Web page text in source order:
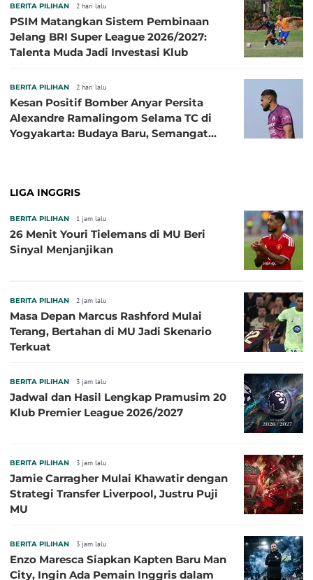
BERITA PILIHAN 2 hari lalu
PSIM Matangkan Sistem Pembinaan
Jelang BRI Super League 2026/2027:
Talenta Muda Jadi Investasi Klub
BERITA PILIHAN 2 hari lalu
Kesan Positif Bomber Anyar Persita
Alexandre Ramalingom Selama TC di
Yogyakarta: Budaya Baru, Semangat
LIGA INGGRIS
BERITA PILIHAN 1 jam lalu
26 Menit Youri Tielemans di MU Beri
Sinyal Menjanjikan
BERITA PILIHAN 2 jam lalu
Masa Depan Marcus Rashford Mulai
Terang, Bertahan di MU Jadi Skenario
Terkuat
BERITA PILIHAN 3 jam lalu
Jadwal dan Hasil Lengkap Pramusim 20
Klub Premier League 2026/2027
BERITA PILIHAN 3 jam lalu
Jamie Carragher Mulai Khawatir dengan
Strategi Transfer Liverpool, Justru Puji
MU
BERITA PILIHAN 3 jam lalu
Enzo Maresca Siapkan Kapten Baru Man
City, Ingin Ada Pemain Inggris dalam